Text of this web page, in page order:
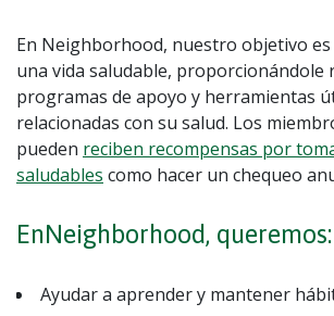
En Neighborhood, nuestro objetivo
una vida saludable, proporcionándole
programas de apoyo y herramientas
relacionadas con su salud. Los
pueden reciben recompensas por
saludables como hacer un chequeo
EnNeighborhood, queremos:
Ayudar a aprender y mantener